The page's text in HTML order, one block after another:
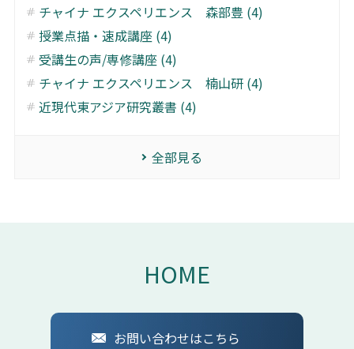
チャイナ エクスペリエンス 森部豊 (4)
授業点描・速成講座 (4)
受講生の声/専修講座 (4)
チャイナ エクスペリエンス 楠山研 (4)
近現代東アジア研究叢書 (4)
全部見る
HOME
お問い合わせはこちら